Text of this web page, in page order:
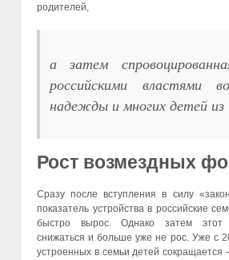
родителей,
а затем
российскими властями
надежды и многих детей из
Рост возмездных
Сразу после вступления в силу
показатель устройства в российские
быстро вырос. Однако затем этот
снижаться и больше уже не рос. Уже с
устроенных в семьи детей сокращается